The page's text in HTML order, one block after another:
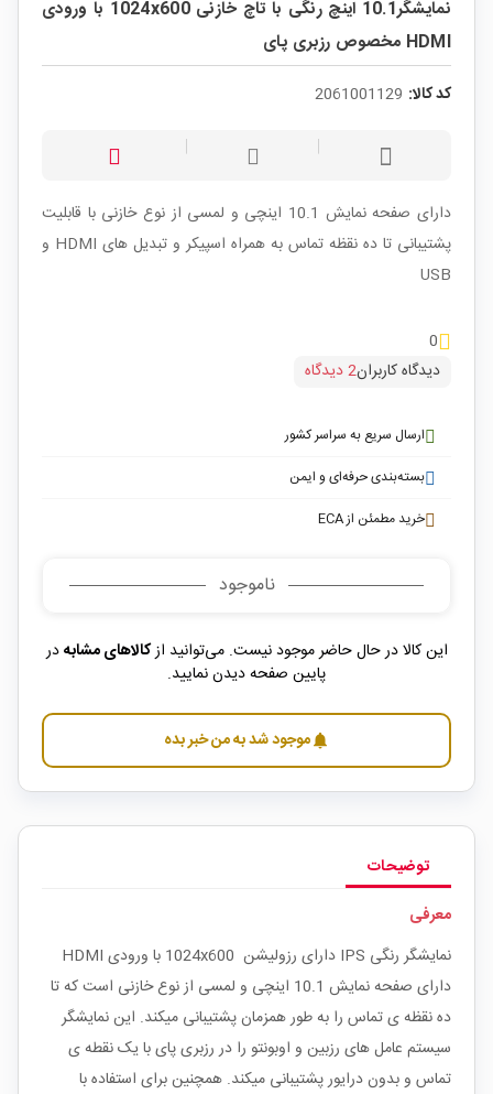
نمایشگر10.1 اینچ رنگی با تاچ خازنی 1024x600 با ورودی
HDMI مخصوص رزبری پای
کد کالا: 2061001129
دارای صفحه نمایش 10.1 اینچی و لمسی از نوع خازنی با قابلیت
پشتیبانی تا ده نقظه تماس به همراه اسپیکر و تبدیل های HDMI و
USB
0
دیدگاه کاربران2 دیدگاه
ارسال سریع به سراسر کشور
بسته‌بندی حرفه‌ای و ایمن
خرید مطمئن از ECA
ناموجود
این کالا در حال حاضر موجود نیست. می‌توانید ازکالاهای مشابهدر
پایین صفحه دیدن نمایید.
notificationsموجود شد به من خبر بده
توضیحات
معرفی
نمایشگر رنگی IPS دارای رزولیشن 1024x600 با ورودی HDMI
دارای صفحه نمایش 10.1 اینچی و لمسی از نوع خازنی است که تا
ده نقظه ی تماس را به طور همزمان پشتیبانی میکند. این نمایشگر
سیستم عامل های رزبین و اوبونتو را در رزبری پای با یک نقطه ی
تماس و بدون درایور پشتیبانی میکند. همچنین برای استفاده با